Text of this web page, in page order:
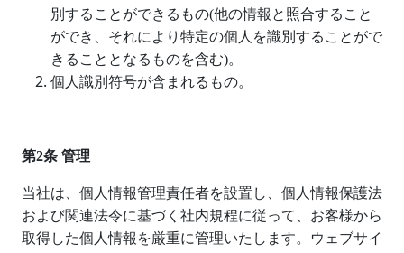
別することができるもの(他の情報と照合すること
ができ、それにより特定の個人を識別することがで
きることとなるものを含む)。
個人識別符号が含まれるもの。
第2条 管理
当社は、個人情報管理責任者を設置し、個人情報保護法
および関連法令に基づく社内規程に従って、お客様から
取得した個人情報を厳重に管理いたします。ウェブサイ